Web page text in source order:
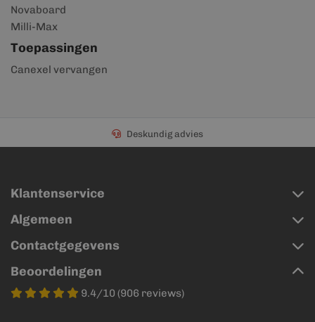
Novaboard
Milli-Max
Toepassingen
Canexel vervangen
Deskundig advies
Klantenservice
Algemeen
Contactgegevens
Beoordelingen
9.4/10 (906 reviews)